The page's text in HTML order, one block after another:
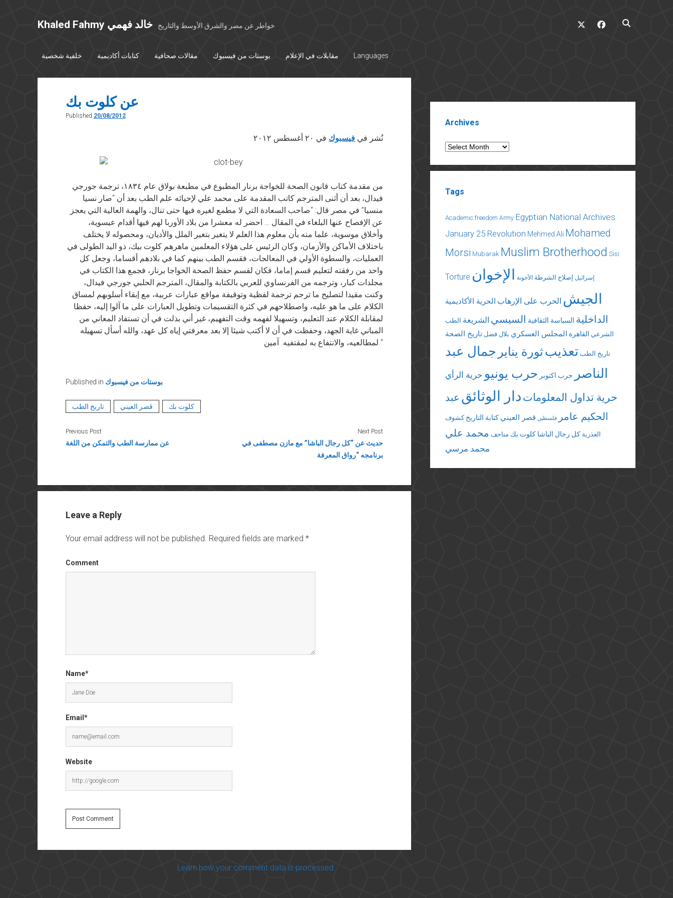
Khaled Fahmy خالد فهمي خواطر عن مصر والشرق الأوسط والتاريخ
twitter facebook
خلفية شخصية كتابات أكاديمية مقالات صحافية بوستات من فيسبوك مقابلات في الإعلام Languages
عن كلوت بك
Published 20/08/2012
نُشر في فيسبوك في ٢٠ أغسطس ٢٠١٢
من مقدمة كتاب قانون الصحة للخواجة برنار المطبوع في مطبعة بولاق عام ١٨٣٤، ترجمة جورجي
فيدال، بعد أن أثنى المترجم كاتب المقدمة على محمد علي لإحيائه علم الطب بعد أن “صار نسيا
منسيا” في مصر قال: “صاحب السعادة التي لا مطمع لغيره فيها حتى تنال، والهمة العالية التي يعجز
عن الإفصاح عنها البلغاء في المقال … احضر له معشرا من بلاد الأوربا لهم فيها أقدام عيسوية،
وأخلاق موسوية، علما منه بأن معلوم هذا العلم لا يتغير بتغير الملل والأديان، ومحصوله لا يختلف
باختلاف الأماكن والأزمان، وكان الرئيس على هؤلاء المعلمين ماهرهم كلوت بيك، ذو اليد الطولى في
العمليات، والسطوة الأولي في المعالجات، فقسم الطب بينهم كما في بلادهم أقساما، وجعل كل
واحد من رفقته لتعليم قسم إماما، فكان لقسم حفظ الصحة الخواجا برنار، فجمع هذا الكتاب في
مجلدات كبار، وترجمه من الفرنساوي للعربي بالكتابة والمقال، المترجم الحلبي جورجي فيدال،
وكنت مقيدا لتصليح ما ترجم ترجمة لفظية وتوقيفة مواقع عبارات عربية، مع إبقاء أسلوبهم لمساق
الكلام على ما هو عليه، واصطلاحهم في كثرة التقسيمات وتطويل العبارات على ما آلوا إليه، حفظا
لمقابلة الكلام عند التعليم، وتسهيلا لفهمه وقت التفهيم، غير أني بذلت في أن تستفاد المعاني من
المباني غاية الجهد، وحفظت في أن لا أكتب شيئا إلا بعد معرفتي إياه كل عهد، والله أسأل تسهيله
لمطالعيه، والانتفاع به لمقتفيه. آمين.”
Published in بوستات من فيسبوك
تاريخ الطب قصر العيني كلوت بك
Previous Post
عن ممارسة الطب والتمكن من اللغة
Next Post
حديث عن “كل رجال الباشا” مع مازن مصطفى في
برنامجه “رواق المعرفة
Leave a Reply
Your email address will not be published. Required fields are marked *
Comment
Name*
Email*
Website
Learn how your comment data is processed.
Archives
Archives
Tags
Academic freedom Army Egyptian National Archives
January 25 Revolution Mehmed Ali Mohamed
Morsi Mubarak Muslim Brotherhood Sisi
Torture إسرائيل إصلاح الشرطة الأخونة الإخوان
الجيش الحرب على الإرهاب الحرية الأكاديمية
الداخلية السياسة الثقافية السيسي الشريعة الطب
الشرعي القاهرة المجلس العسكري بلال فضل تاريخ الصحة
تاريخ الطب تعذيبثورة يناير جمال عبد
الناصر
حرب اكتوبر حرب يونيو حرية الرأي
حرية تداول المعلومات دار الوثائق عبد
الحكيم عامر
فلسطين قصر العيني كتابة التاريخ كشوف
العذرية كل رجال الباشا كلوت بك متاحف محمد علي
محمد مرسي